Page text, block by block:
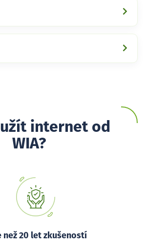
internet od
WIA?
než 20 let zkušeností